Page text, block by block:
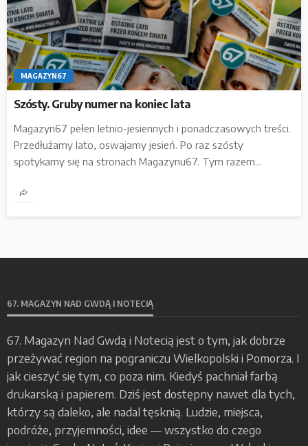
MAGAZYN67
Szósty. Gruby numer na koniec lata
Magazyn67 pełen letnio-jesiennych i ponadczasowych treści.
Przedłużamy lato, oswajamy jesień. Po raz szósty
spotykamy się na stronach Magazynu67. Tym razem...
67. MAGAZYN NAD GWDĄ I NOTECIĄ
67. Magazyn Nad Gwdą i Notecią jest o tym, jak dobrze
przeżywać region na pograniczu Wielkopolski i Pomorza. I
jak cieszyć się tym, co poza nim. Kiedyś pachniał farbą
drukarską i papierem. Dziś jest dostępny nawet dla tych,
którzy są daleko, ale nadal tęsknią. Ludzie, miejsca,
podróże, przyjemności, idee — wszystko do czego